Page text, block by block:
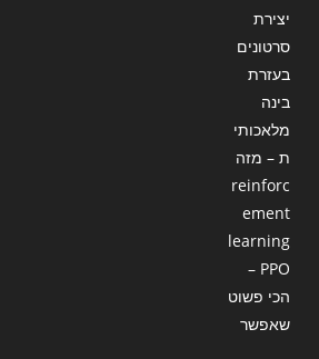
יצירת
סרטונים
בעזרת
בינה
מלאכותי
ת – מזה
reinforc
ement
learning
– PPO
הכי פשוט
שאפשר